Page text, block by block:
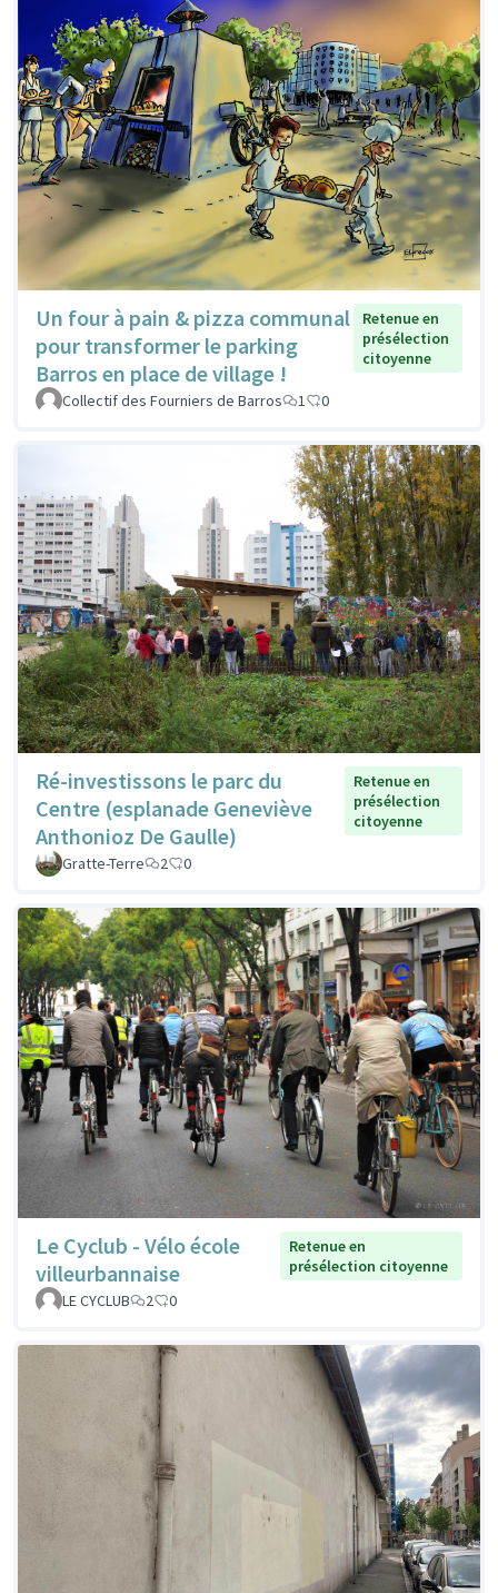
Un four à pain & pizza communal
pour transformer le parking
Barros en place de village !
Retenue en
présélection
citoyenne
Collectif des Fourniers de Barros 1 0
Ré-investissons le parc du
Centre (esplanade Geneviève
Anthonioz De Gaulle)
Retenue en
présélection
citoyenne
Gratte-Terre 2 0
Le Cyclub - Vélo école
villeurbannaise
Retenue en
présélection citoyenne
LE CYCLUB
2 0